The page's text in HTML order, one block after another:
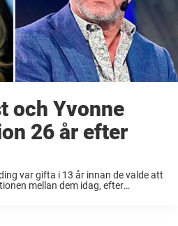
och Yvonne
26 år efter
var gifta i 13 år innan de valde att
mellan dem idag, efter